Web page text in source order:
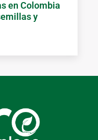
en Colombia
y